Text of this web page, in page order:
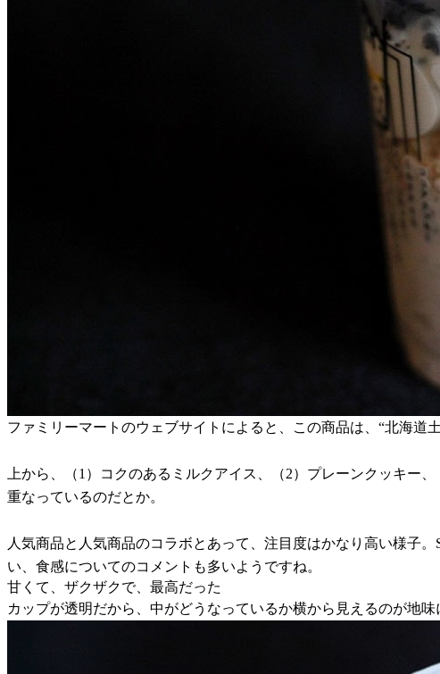
ファミリーマートのウェブサイトによると、この商品は、“北海道
上から、（1）コクのあるミルクアイス、（2）プレーンクッキー
重なっているのだとか。
人気商品と人気商品のコラボとあって、注目度はかなり高い様子
い、食感についてのコメントも多いようですね。
甘くて、ザクザクで、最高だった
カップが透明だから、中がどうなっているか横から見えるのが地味